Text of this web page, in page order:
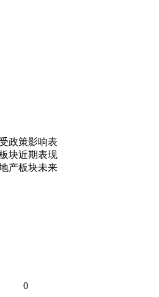
政策影响表
块近期表现
产板块未来
0